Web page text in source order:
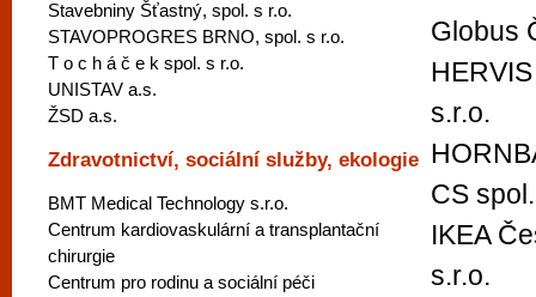
Stavebniny Šťastný, spol. s r.o.
STAVOPROGRES BRNO, spol. s r.o.
T o c h á č e k spol. s r.o.
UNISTAV a.s.
ŽSD a.s.
Zdravotnictví, sociální služby, ekologie
BMT Medical Technology s.r.o.
Centrum kardiovaskulární a transplantační
chirurgie
Centrum pro rodinu a sociální péči
Globus
s.r.o.
CS
IKEA
s.r.o.